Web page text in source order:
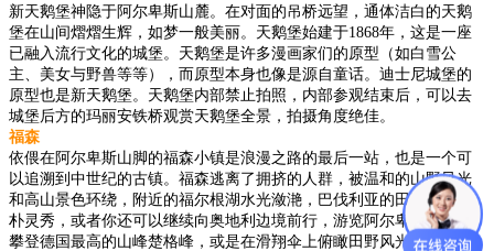
新天鹅堡神隐于阿尔卑斯山麓。在对面的吊桥远望，通体洁白的天鹅
堡在山间熠熠生辉，如梦一般美丽。天鹅堡始建于1868年，这是一座
已融入流行文化的城堡。天鹅堡是许多漫画家们的原型（如白雪公
主、美女与野兽等等），而原型本身也像是源自童话。迪士尼城堡的
原型也是新天鹅堡。天鹅堡内部禁止拍照，内部参观结束后，可以去
城堡后方的玛丽安铁桥观赏天鹅堡全景，拍摄角度绝佳。
福森
依偎在阿尔卑斯山脚的福森小镇是浪漫之路的最后一站，也是一个可
以追溯到中世纪的古镇。福森逃离了拥挤的人群，被温和的山野风光
和高山景色环绕，附近的福尔根湖水光潋滟，巴伐利亚的田野风光纯
朴灵秀，或者你还可以继续向奥地利边境前行，游览阿尔卑斯山，去
攀登德国最高的山峰楚格峰，或是在滑翔伞上俯瞰田野风光。